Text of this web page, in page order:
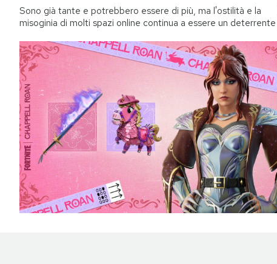
Sono già tante e potrebbero essere di più, ma l'ostilità e la
misoginia di molti spazi online continua a essere un deterrente